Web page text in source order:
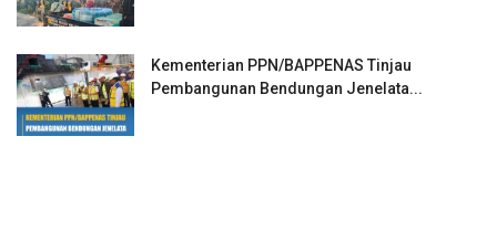
Kementerian PPN/BAPPENAS Tinjau
Pembangunan Bendungan Jenelata...